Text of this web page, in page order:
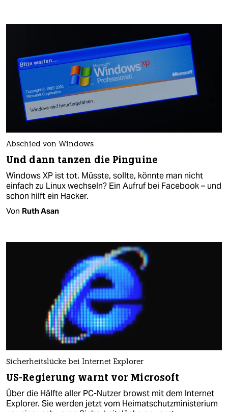
Abschied von Windows
Und dann tanzen die Pinguine
Windows XP ist tot. Müsste, sollte, könnte man nicht
einfach zu Linux wechseln? Ein Aufruf bei Facebook – und
schon hilft ein Hacker.
Von Ruth Asan
Sicherheitslücke bei Internet Explorer
US-Regierung warnt vor Microsoft
Über die Hälfte aller PC-Nutzer browst mit dem Internet
Explorer. Sie werden jetzt vom Heimatschutzministerium